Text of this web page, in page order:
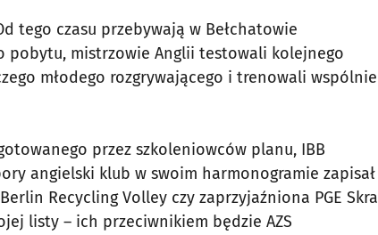
tego czasu przebywają w Bełchatowie
pobytu, mistrzowie Anglii testowali kolejnego
młodego rozgrywającego i trenowali wspólnie
przez szkoleniowców planu, IBB
angielski klub w swoim harmonogramie zapisał
Recycling Volley czy zaprzyjaźniona PGE Skra
listy – ich przeciwnikiem będzie AZS